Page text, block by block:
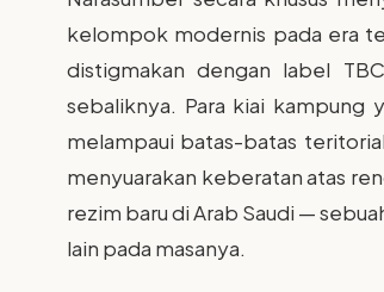
kelompok modernis pada era
distigmakan dengan label
sebaliknya. Para kiai kampung
melampaui batas-batas
menyuarakan keberatan atas
rezim baru di Arab Saudi —
lain pada masanya.